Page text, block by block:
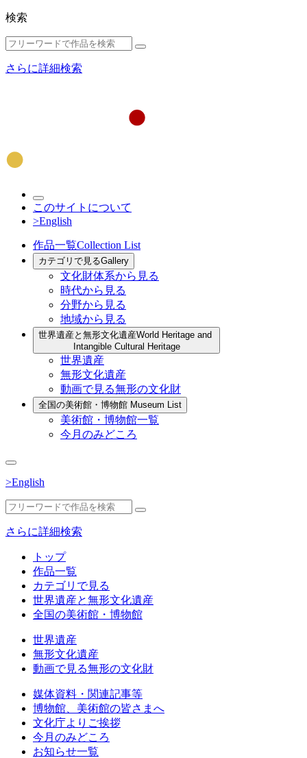
検索
さらに詳細検索
このサイトについて
>English
作品一覧Collection List
カテゴリで見るGallery
文化財体系から見る
時代から見る
分野から見る
地域から見る
世界遺産と無形文化遺産World Heritage and
Intangible Cultural Heritage
世界遺産
無形文化遺産
動画で見る無形の文化財
全国の美術館・博物館 Museum List
美術館・博物館一覧
今月のみどころ
>English
さらに詳細検索
トップ
作品一覧
カテゴリで見る
世界遺産と無形文化遺産
全国の美術館・博物館
世界遺産
無形文化遺産
動画で見る無形の文化財
媒体資料・関連記事等
博物館、美術館の皆さまへ
文化庁よりご挨拶
今月のみどころ
お知らせ一覧